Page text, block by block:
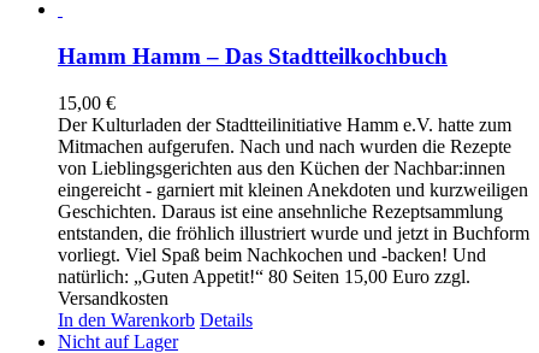
Hamm Hamm – Das Stadtteilkochbuch
15,00 €
Der Kulturladen der Stadtteilinitiative Hamm e.V. hatte zum
Mitmachen aufgerufen. Nach und nach wurden die Rezepte
von Lieblingsgerichten aus den Küchen der Nachbar:innen
eingereicht - garniert mit kleinen Anekdoten und kurzweiligen
Geschichten. Daraus ist eine ansehnliche Rezeptsammlung
entstanden, die fröhlich illustriert wurde und jetzt in Buchform
vorliegt. Viel Spaß beim Nachkochen und -backen! Und
natürlich: „Guten Appetit!“ 80 Seiten 15,00 Euro zzgl.
Versandkosten
In den Warenkorb Details
Nicht auf Lager